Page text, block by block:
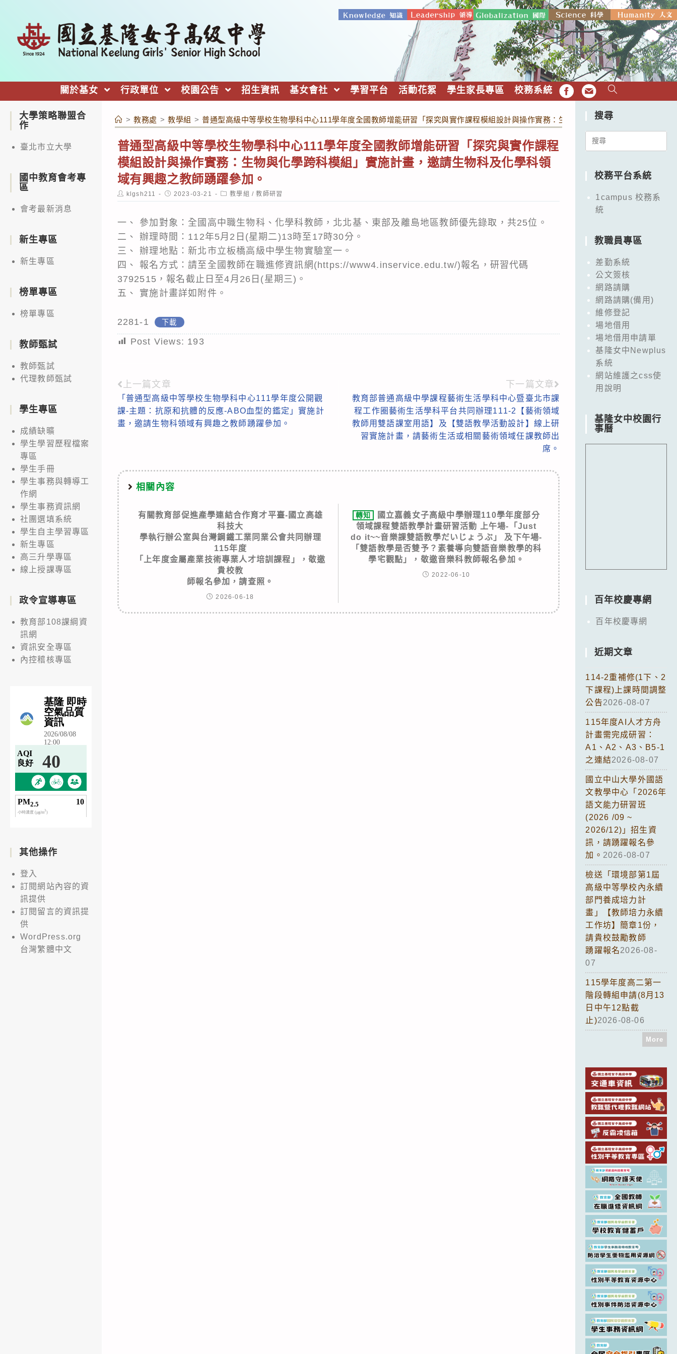
關於基女 行政單位 校園公告 招生資訊 基女會社 學習平台 活動花絮 學生家長專區 校務系統 FB EMAIL
> 教務處 > 教學組 > 普通型高級中等學校生物學科中心111學年度全國教師增能研習「探究與實作課程模組設計與操作實務：生物與化學跨科模組」實施計畫
普通型高級中等學校生物學科中心111學年度全國教師增能研習「探究與實作課程
模組設計與操作實務：生物與化學跨科模組」實施計畫，邀請生物科及化學科領
域有興趣之教師踴躍參加。
Post
author:
klgsh211
Post
published:
2023-03-21
Post
category:
教學組 / 教師研習
一、 參加對象：全國高中職生物科、化學科教師，北北基、東部及離島地區教師優先錄取，共25位。
二、 辦理時間：112年5月2日(星期二)13時至17時30分。
三、 辦理地點：新北市立板橋高級中學生物實驗室一。
四、 報名方式：請至全國教師在職進修資訊網(https://www4.inservice.edu.tw/)報名，研習代碼
3792515，報名截止日至4月26日(星期三)。
五、 實施計畫詳如附件。
2281-1 下載
Post Views: 193
Read
more
articles
上一篇文章
「普通型高級中等學校生物學科中心111學年度公開觀
課-主題：抗原和抗體的反應-ABO血型的鑑定」實施計
畫，邀請生物科領域有興趣之教師踴躍參加。
下一篇文章
教育部普通高級中學課程藝術生活學科中心暨臺北市課
程工作圈藝術生活學科平台共同辦理111-2【藝術領域
教師用雙語課室用語】及【雙語教學活動設計】線上研
習實施計畫，請藝術生活或相關藝術領域任課教師出
席。
相關內容
有關教育部促進產學連結合作育才平臺-國立高雄
科技大
學執行辦公室與台灣鋼鐵工業同業公會共同辦理
115年度
「上年度金屬產業技術專業人才培訓課程」，敬邀
貴校教
師報名參加，請查照。
2026-06-18
轉知
國立嘉義女子高級中學辦理110學年度部分
領域課程雙語教學計畫研習活動 上午場-「Just
do it~~音樂課雙語教學だいじょうぶ」 及下午場-
「雙語教學是否雙予？素養導向雙語音樂教學的科
學宅觀點」，敬邀音樂科教師報名參加。
2022-06-10
大學策略聯盟合
作
臺北市立大學
國中教育會考專
區
會考最新消息
新生專區
新生專區
榜單專區
榜單專區
教師甄試
教師甄試
代理教師甄試
學生專區
成績缺曠
學生學習歷程檔案
專區
學生手冊
學生事務與轉導工
作網
學生事務資訊網
社團選填系統
學生自主學習專區
新生專區
高三升學專區
線上授課專區
政令宣導專區
教育部108課綱資
訊網
資訊安全專區
內控稽核專區
其他操作
登入
訂閱網站內容的資
訊提供
訂閱留言的資訊提
供
WordPress.org
台灣繁體中文
搜尋
Search
校務平台系統
1campus 校務系
統
教職員專區
差勤系統
公文簽核
網路請購
網路請購(備用)
維修登記
場地借用
場地借用申請單
基隆女中Newplus
系統
網站維護之css使
用說明
基隆女中校園行
事曆
百年校慶專網
百年校慶專網
近期文章
114-2重補修(1下、2
下課程)上課時間調整
公告2026-08-07
115年度AI人才方舟
計畫需完成研習：
A1、A2、A3、B5-1
之連結2026-08-07
國立中山大學外國語
文教學中心「2026年
語文能力研習班
(2026 /09 ~
2026/12)」招生資
訊，請踴躍報名參
加。 2026-08-07
檢送「環境部第1屆
高級中等學校內永續
部門養成培力計
畫」【教師培力永續
工作坊】簡章1份，
請貴校鼓勵教師
踴躍報名2026-08-
07
115學年度高二第一
階段轉組申請(8月13
日中午12點截
止)2026-08-06
More